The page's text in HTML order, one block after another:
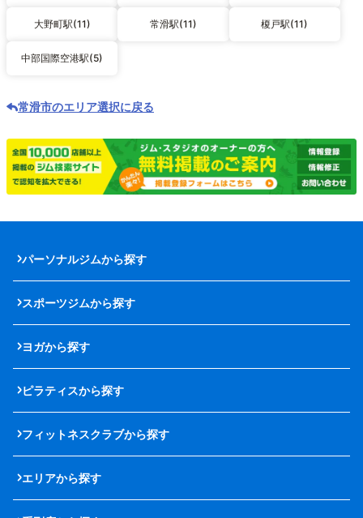
大野町駅(11) 常滑駅(11) 榎戸駅(11)
中部国際空港駅(5)
常滑市のエリア選択に戻る
パーソナルジムから探す
スポーツジムから探す
ヨガから探す
ピラティスから探す
フィットネスクラブから探す
エリアから探す